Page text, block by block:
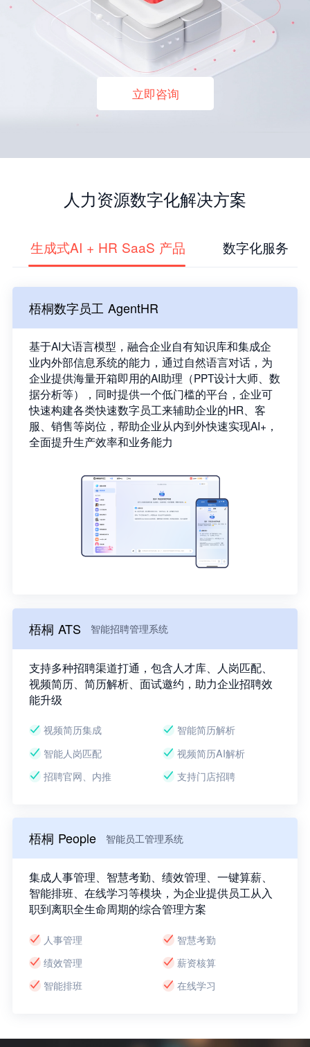
立即咨询
人力资源数字化解决方案
生成式AI + HR SaaS 产品 数字化服务
梧桐数字员工 AgentHR
基于AI大语言模型，融合企业自有知识库和集成企
业内外部信息系统的能力，通过自然语言对话，为
企业提供海量开箱即用的AI助理（PPT设计大师、数
据分析等），同时提供一个低门槛的平台，企业可
快速构建各类快速数字员工来辅助企业的HR、客
服、销售等岗位，帮助企业从内到外快速实现AI+，
全面提升生产效率和业务能力
梧桐 ATS 智能招聘管理系统
支持多种招聘渠道打通，包含人才库、人岗匹配、
视频简历、简历解析、面试邀约，助力企业招聘效
能升级
视频简历集成
智能简历解析
智能人岗匹配
视频简历AI解析
招聘官网、内推
支持门店招聘
梧桐 People 智能员工管理系统
集成人事管理、智慧考勤、绩效管理、一键算薪、
智能排班、在线学习等模块，为企业提供员工从入
职到离职全生命周期的综合管理方案
人事管理
智慧考勤
绩效管理
薪资核算
智能排班
在线学习